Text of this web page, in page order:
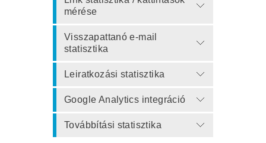
mérése
Visszapattanó e-mail
statisztika
Leiratkozási statisztika
Google Analytics integráció
Továbbítási statisztika